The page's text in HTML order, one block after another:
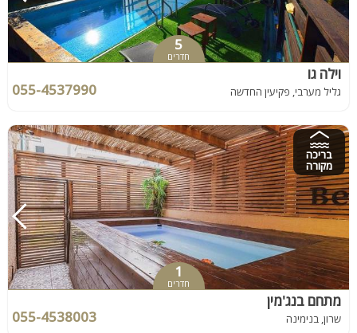
5
חדרים
וילה גו
גליל מערבי, פקיעין החדשה 055-4537990
בריכה
מקורה
1
חדרים
מתחם בנג'מין
שרון, בנימינה 055-4538003